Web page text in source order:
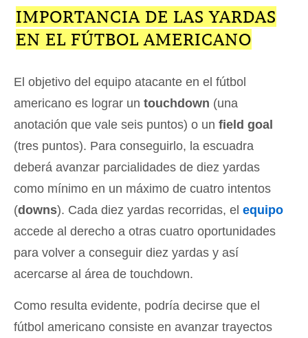
IMPORTANCIA DE LAS YARDAS
EN EL FÚTBOL AMERICANO
El objetivo del equipo atacante en el fútbol
americano es lograr un touchdown (una
anotación que vale seis puntos) o un field goal
(tres puntos). Para conseguirlo, la escuadra
deberá avanzar parcialidades de diez yardas
como mínimo en un máximo de cuatro intentos
(downs). Cada diez yardas recorridas, el equipo
accede al derecho a otras cuatro oportunidades
para volver a conseguir diez yardas y así
acercarse al área de touchdown.
Como resulta evidente, podría decirse que el
fútbol americano consiste en avanzar trayectos